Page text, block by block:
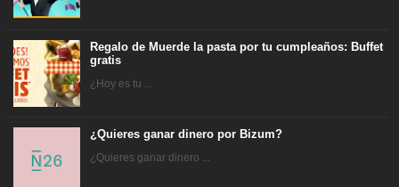
Regalo de Muerde la pasta por tu cumpleaños: Buffet
gratis
¿Hoy es tu ...
¿Quieres ganar dinero por Bizum?
¿Quieres ganar dinero ...